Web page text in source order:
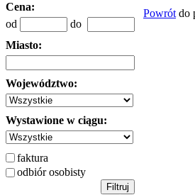
Cena:
od
do
Miasto:
Województwo:
Wystawione w ciągu:
faktura
odbiór osobisty
Powrót do